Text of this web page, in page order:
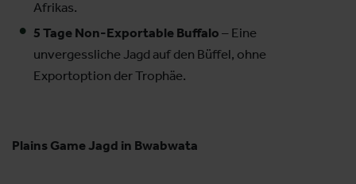
Afrikas.
5 Tage Non-Exportable Buffalo – Eine
unvergessliche Jagd auf den Büffel, ohne
Exportoption der Trophäe.
Plains Game Jagd in Bwabwata